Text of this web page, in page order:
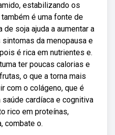
estabilizando os
é uma fonte de
soja ajuda a aumentar a
da menopausa e
é rica em nutrientes e.
ter poucas calorias e
o que a torna mais
com o colágeno, que é
cardíaca e cognitiva
rico em proteínas,
combate o.